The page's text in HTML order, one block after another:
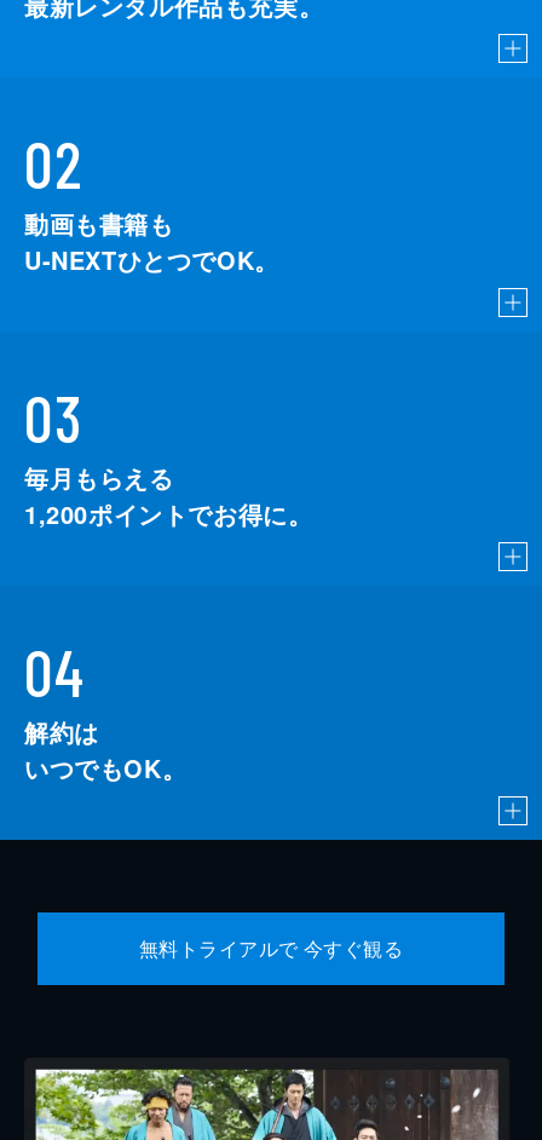
02
動画も書籍も
U-NEXTひとつでOK。
03
毎月もらえる
1,200ポイントでお得に。
04
解約は
いつでもOK。
無料トライアルで 今すぐ観る